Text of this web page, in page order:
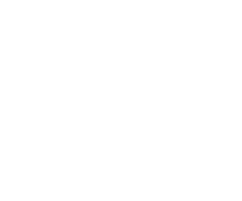
1 )
of thumbnail 2 )